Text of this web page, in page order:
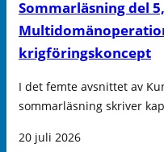
Sommarläsning del
krigföringskoncept
I det femte avsnittet av
sommarläsning skriver
20 juli 2026